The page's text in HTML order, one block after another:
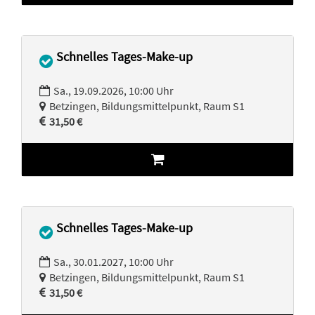
Schnelles Tages-Make-up
Sa., 19.09.2026, 10:00 Uhr
Betzingen, Bildungsmittelpunkt, Raum S1
31,50 €
Schnelles Tages-Make-up
Sa., 30.01.2027, 10:00 Uhr
Betzingen, Bildungsmittelpunkt, Raum S1
31,50 €